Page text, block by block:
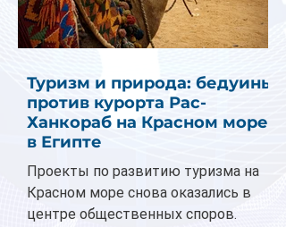
Туризм и природа: бедуины
против курорта Рас-
Ханкораб на Красном море
в Египте
Проекты по развитию туризма на
Красном море снова оказались в
центре общественных споров.